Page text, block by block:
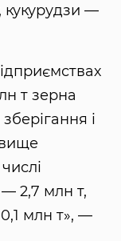
кукурудзи —
т зерна
і
2,7 млн т,
млн т», —